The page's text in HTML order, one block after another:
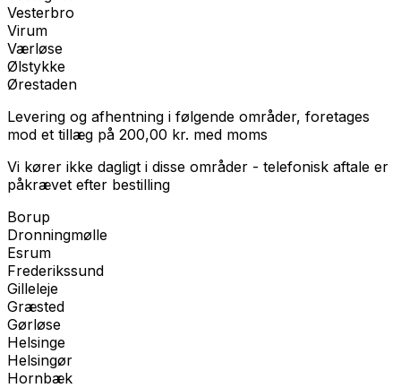
Vesterbro
Virum
Værløse
Ølstykke
Ørestaden
Levering og afhentning i følgende områder, foretages
mod et tillæg på 200,00 kr. med moms
Vi kører ikke dagligt i disse områder - telefonisk aftale er
påkrævet efter bestilling
Borup
Dronningmølle
Esrum
Frederikssund
Gilleleje
Græsted
Gørløse
Helsinge
Helsingør
Hornbæk